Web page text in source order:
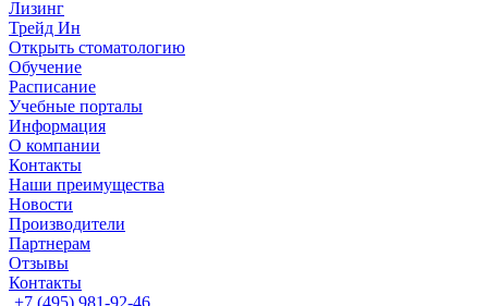
Лизинг
Трейд Ин
Открыть стоматологию
Обучение
Расписание
Учебные порталы
Информация
О компании
Контакты
Наши преимущества
Новости
Производители
Партнерам
Отзывы
Контакты
+7 (495) 981-92-46